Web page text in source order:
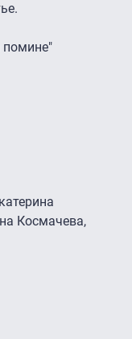
помине"
Космачева,